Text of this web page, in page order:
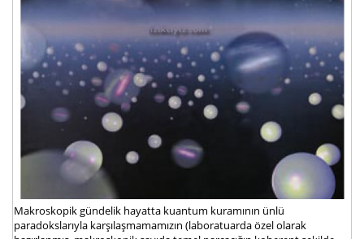
Makroskopik gündelik hayatta kuantum kuramının ünlü
paradokslarıyla karşılaşmamamızın (laboratuarda özel olarak